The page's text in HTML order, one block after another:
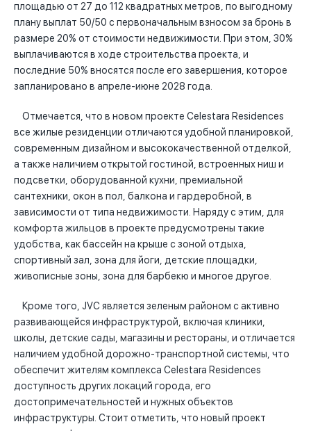
площадью от 27 до 112 квадратных метров, по выгодному
плану выплат 50/50 с первоначальным взносом за бронь в
размере 20% от стоимости недвижимости. При этом, 30%
выплачиваются в ходе строительства проекта, и
последние 50% вносятся после его завершения, которое
запланировано в апреле-июне 2028 года.
Отмечается, что в новом проекте Celestara Residences
все жилые резиденции отличаются удобной планировкой,
современным дизайном и высококачественной отделкой,
а также наличием открытой гостиной, встроенных ниш и
подсветки, оборудованной кухни, премиальной
сантехники, окон в пол, балкона и гардеробной, в
зависимости от типа недвижимости. Наряду с этим, для
комфорта жильцов в проекте предусмотрены такие
удобства, как бассейн на крыше с зоной отдыха,
спортивный зал, зона для йоги, детские площадки,
живописные зоны, зона для барбекю и многое другое.
Кроме того, JVC является зеленым районом с активно
развивающейся инфраструктурой, включая клиники,
школы, детские сады, магазины и рестораны, и отличается
наличием удобной дорожно-транспортной системы, что
обеспечит жителям комплекса Celestara Residences
доступность других локаций города, его
достопримечательностей и нужных объектов
инфраструктуры. Стоит отметить, что новый проект